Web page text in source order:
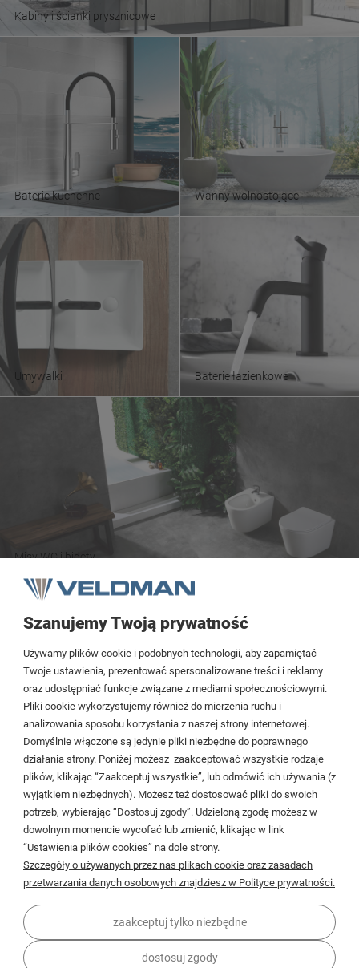
Kabiny i ścianki prysznicowe
Baterie kuchenne Wanny wolnostojące
Misy WC i bidety
Umywalki Baterie łazienkowe
Cieślewskich 54
03-017 Warszawa
22 299 45 25
biuro@veldman.pl
Płatności i dostawa
Informacje
Szanujemy Twoją prywatność
Używamy plików cookie i podobnych technologii, aby zapamiętać
Twoje ustawienia, prezentować spersonalizowane treści i reklamy
oraz udostępniać funkcje związane z mediami społecznościowymi.
Pliki cookie wykorzystujemy również do mierzenia ruchu i
analizowania sposobu korzystania z naszej strony internetowej.
Domyślnie włączone są jedynie pliki niezbędne do poprawnego
działania strony. Poniżej możesz zaakceptować wszystkie rodzaje
plików, klikając “Zaakceptuj wszystkie”, lub odmówić ich używania (z
wyjątkiem niezbędnych). Możesz też dostosować pliki do swoich
potrzeb, wybierając “Dostosuj zgody”. Udzieloną zgodę możesz w
dowolnym momencie wycofać lub zmienić, klikając w link
“Ustawienia plików cookies” na dole strony.
Szczegóły o używanych przez nas plikach cookie oraz zasadach
przetwarzania danych osobowych znajdziesz w Polityce prywatności.
zaakceptuj tylko niezbędne
dostosuj zgody